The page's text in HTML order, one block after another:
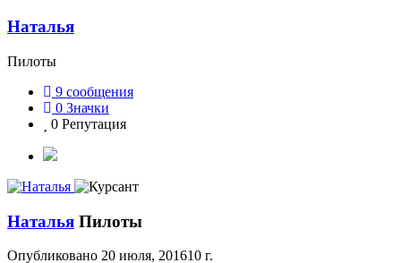
Наталья
Пилоты
9 сообщения
0 Значки
0 Репутация
Наталья Пилоты
Опубликовано 20 июля, 201610 г.